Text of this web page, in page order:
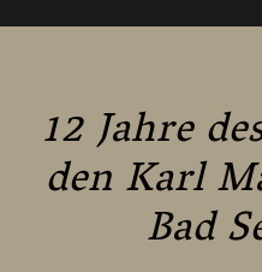
12 Jahre
den Karl
Bad